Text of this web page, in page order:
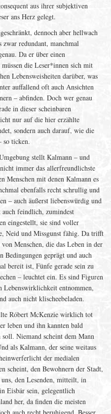
aus ihrer subjektiven
ans Herz gelegt.
dennoch aber hellwach
zwar redundant, manchmal
Da er über einen
die Leser*innen sich mit
Lebensweisheiten darüber, was
auffallend oft auch Ansichten
– abfinden. Doch wer genau
in dieser scheinbaren
nur auf die hier erzählte
sondern auch darauf, wie die
so ticken.
stellt Kalmann – und
immer das allerfreundlichste
Menschen mit denen Kalmann es
ebenfalls recht schrullig und
– auch äußerst liebenswürdig und
feindlich, zumindest
eingestellt, sie sind voller
Neid und Missgunst fähig. Da trifft
Menschen, die das Leben in der
Bedingungen geprägt und auch
bereit ist, Fünfe gerade sein zu
– leuchtet ein. Es sind Figuren
Lebenswirklichkeit entnommen,
auch nicht klischeebeladen.
Róbert McKenzie wirklich tot
leben und ihn kannten bald
soll. Niemand scheint dem Mann
als Kalmann, der seine weitaus
der medialen
scheint, den Bewohnern der Stadt,
den Lesenden, mitteilt, in
Eisbär sein, gelegentlich
her, da finden die meisten